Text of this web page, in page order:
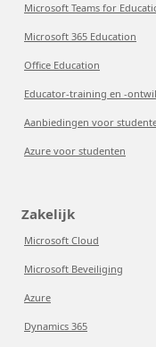
Microsoft Teams for
Microsoft 365 Education
Office Education
Educator-training en -
Aanbiedingen voor
Azure voor studenten
Zakelijk
Microsoft Cloud
Microsoft Beveiliging
Azure
Dynamics 365